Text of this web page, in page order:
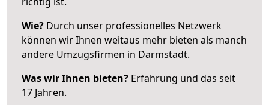
Wie? Durch unser professionelles Netzwerk
können wir Ihnen weitaus mehr bieten als manch
andere Umzugsfirmen in Darmstadt.
Was wir Ihnen bieten? Erfahrung und das seit
17 Jahren.